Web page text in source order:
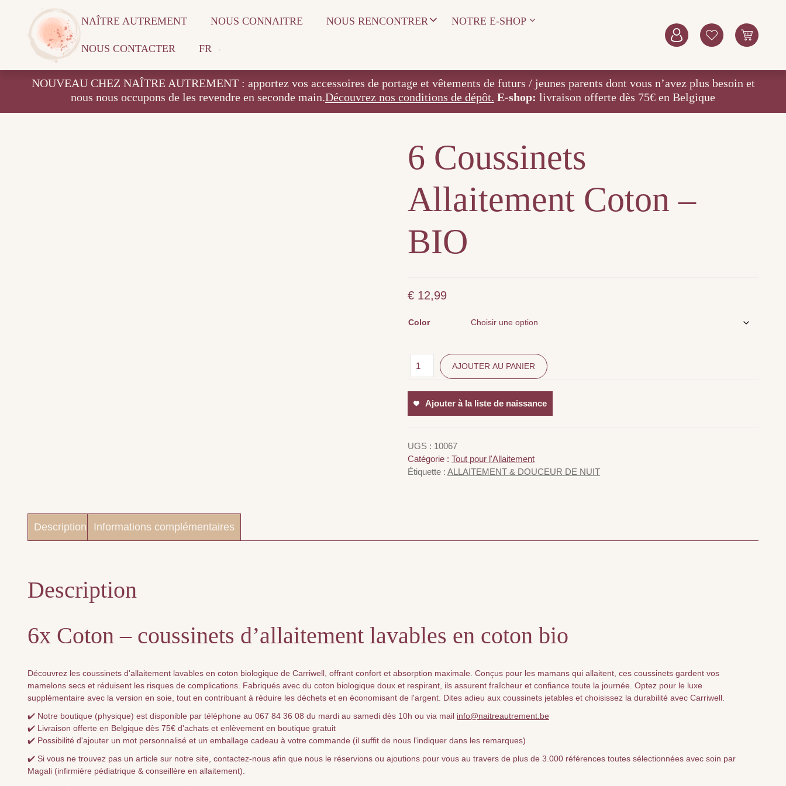
NAÎTRE AUTREMENT NOUS CONNAITRE NOUS RENCONTRER NOTRE E-SHOP
NOUS CONTACTER FR
NOUVEAU CHEZ NAÎTRE AUTREMENT : apportez vos accessoires de portage et vêtements de futurs / jeunes parents dont vous n’avez plus besoin et
nous nous occupons de les revendre en seconde main.Découvrez nos conditions de dépôt. E-shop: livraison offerte dès 75€ en Belgique
6 Coussinets
Allaitement Coton –
BIO
€ 12,99
Color
AJOUTER AU PANIER
Ajouter à la liste de naissance
UGS : 10067
Catégorie : Tout pour l'Allaitement
Étiquette : ALLAITEMENT & DOUCEUR DE NUIT
Description Informations complémentaires
Description
6x Coton – coussinets d’allaitement lavables en coton bio
Découvrez les coussinets d'allaitement lavables en coton biologique de Carriwell, offrant confort et absorption maximale. Conçus pour les mamans qui allaitent, ces coussinets gardent vos
mamelons secs et réduisent les risques de complications. Fabriqués avec du coton biologique doux et respirant, ils assurent fraîcheur et confiance toute la journée. Optez pour le luxe
supplémentaire avec la version en soie, tout en contribuant à réduire les déchets et en économisant de l'argent. Dites adieu aux coussinets jetables et choisissez la durabilité avec Carriwell.
✔️ Notre boutique (physique) est disponible par téléphone au 067 84 36 08 du mardi au samedi dès 10h ou via mail info@naitreautrement.be
✔️ Livraison offerte en Belgique dès 75€ d'achats et enlèvement en boutique gratuit
✔️ Possibilité d'ajouter un mot personnalisé et un emballage cadeau à votre commande (il suffit de nous l'indiquer dans les remarques)
✔️ Si vous ne trouvez pas un article sur notre site, contactez-nous afin que nous le réservions ou ajoutions pour vous au travers de plus de 3.000 références toutes sélectionnées avec soin par
Magali (infirmière pédiatrique & conseillère en allaitement).